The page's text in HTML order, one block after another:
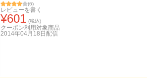
(6)
レビューを書く
¥601 (税込)
クーポン利用対象商品
2014年04月18日 配信